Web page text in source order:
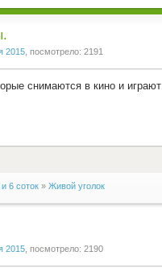
2015 , посмотрело: 2191
снимаются в кино и
6 соток » Живой уголок
2015 , посмотрело: 2190